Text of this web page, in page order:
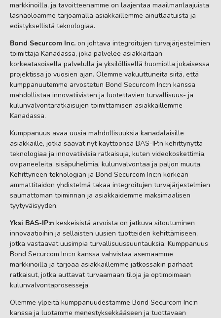
markkinoilla, ja tavoitteenamme on laajentaa maailmanlaajuista
läsnäoloamme tarjoamalla asiakkaillemme ainutlaatuista ja
edistyksellistä teknologiaa.
Bond Securcom Inc. on johtava integroitujen turvajärjestelmien
toimittaja Kanadassa, joka palvelee asiakkaitaan
korkeatasoisella palvelulla ja yksilöllisellä huomiolla jokaisessa
projektissa jo vuosien ajan. Olemme vakuuttuneita siitä, että
kumppanuutemme arvostetun Bond Securcom Inc:n kanssa
mahdollistaa innovatiivisten ja luotettavien turvallisuus- ja
kulunvalvontaratkaisujen toimittamisen asiakkaillemme
Kanadassa.
Kumppanuus avaa uusia mahdollisuuksia kanadalaisille
asiakkaille, jotka saavat nyt käyttöönsä BAS-IP:n kehittynyttä
teknologiaa ja innovatiivisia ratkaisuja, kuten videokoskettimia,
ovipaneeleita, sisäpuhelimia, kulunvalvontaa ja paljon muuta.
Kehittyneen teknologian ja Bond Securcom Inc:n korkean
ammattitaidon yhdistelmä takaa integroitujen turvajärjestelmien
saumattoman toiminnan ja asiakkaidemme maksimaalisen
tyytyväisyyden.
Yksi BAS-IP:n keskeisistä arvoista on jatkuva sitoutuminen
innovaatioihin ja sellaisten uusien tuotteiden kehittämiseen,
jotka vastaavat uusimpia turvallisuussuuntauksia. Kumppanuus
Bond Securcom Inc:n kanssa vahvistaa asemaamme
markkinoilla ja tarjoaa asiakkaillemme jatkossakin parhaat
ratkaisut, jotka auttavat turvaamaan tiloja ja optimoimaan
kulunvalvontaprosesseja.
Olemme ylpeitä kumppanuudestamme Bond Securcom Inc:n
kanssa ja luotamme menestyksekkääseen ja tuottavaan